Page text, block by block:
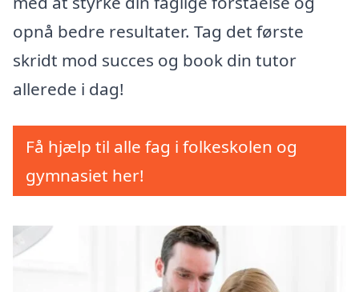
opnå bedre resultater. Tag det første
skridt mod succes og book din tutor
allerede i dag!
Få hjælp til alle fag i folkeskolen og
gymnasiet her!